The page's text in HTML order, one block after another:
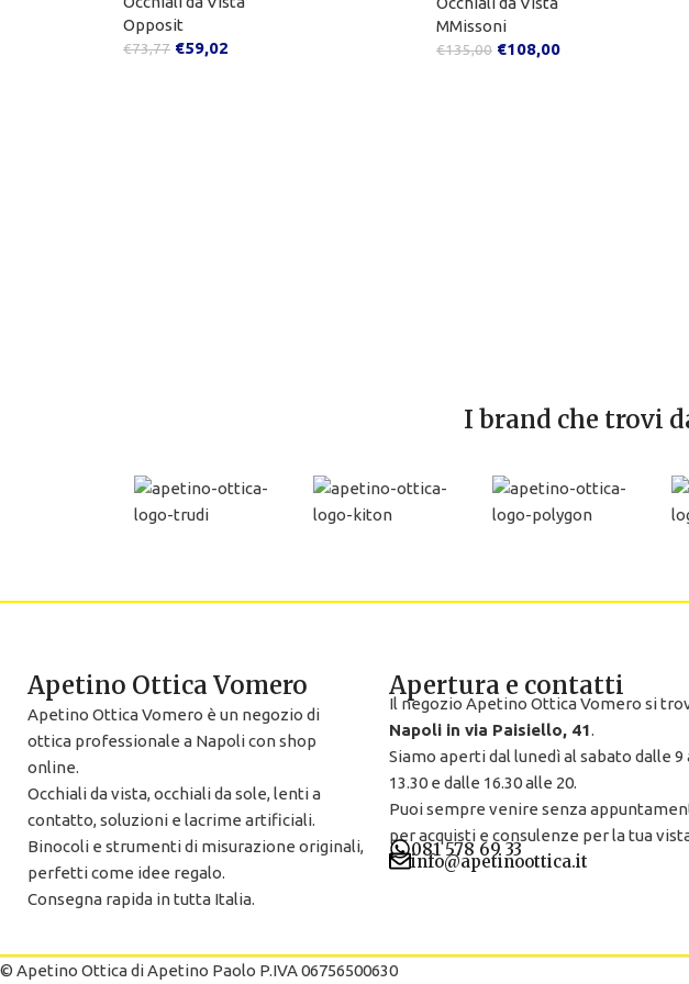
Opposit
€73,77 €59,02
MMissoni
€135,00 €108,00
I brand che trovi
Apetino Ottica Vomero
Apetino Ottica Vomero è un negozio di
ottica professionale a Napoli con shop
online.
Occhiali da vista, occhiali da sole, lenti a
contatto, soluzioni e lacrime artificiali.
Binocoli e strumenti di misurazione originali,
perfetti come idee regalo.
Consegna rapida in tutta Italia.
Apertura e contatti
Il negozio Apetino Ottica Vomero si
Napoli in via Paisiello, 41.
Siamo aperti dal lunedì al sabato dalle 9
13.30 e dalle 16.30 alle 20.
Puoi sempre venire senza
per acquisti e consulenze per la tua
081 578 69 33
info@apetinoottica.it
© Apetino Ottica di Apetino Paolo P.IVA 06756500630